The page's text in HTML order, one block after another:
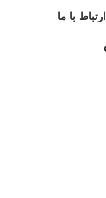
ارتباط با ما